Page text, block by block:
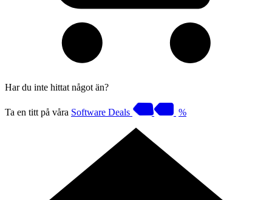
Har du inte hittat något än?
Ta en titt på våra Software Deals %